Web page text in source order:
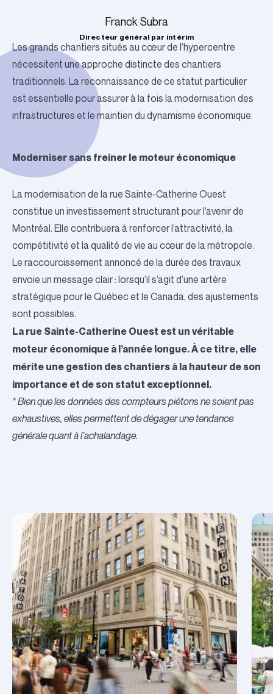
Franck Subra
Directeur général par intérim
Les grands chantiers situés au cœur de l’hypercentre
nécessitent une approche distincte des chantiers
traditionnels. La reconnaissance de ce statut particulier
est essentielle pour assurer à la fois la modernisation des
infrastructures et le maintien du dynamisme économique.
Moderniser sans freiner le moteur économique
La modernisation de la rue Sainte-Catherine Ouest
constitue un investissement structurant pour l’avenir de
Montréal. Elle contribuera à renforcer l’attractivité, la
compétitivité et la qualité de vie au cœur de la métropole.
Le raccourcissement annoncé de la durée des travaux
envoie un message clair : lorsqu’il s’agit d’une artère
stratégique pour le Québec et le Canada, des ajustements
sont possibles.
La rue Sainte-Catherine Ouest est un véritable
moteur économique à l’année longue. À ce titre, elle
mérite une gestion des chantiers à la hauteur de son
importance et de son statut exceptionnel.
* Bien que les données des compteurs piétons ne soient pas
exhaustives, elles permettent de dégager une tendance
générale quant à l’achalandage.